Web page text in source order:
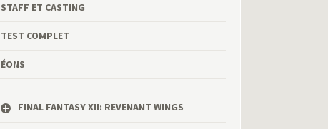
STAFF ET CASTING
TEST COMPLET
ÉONS
FINAL FANTASY XII: REVENANT WINGS